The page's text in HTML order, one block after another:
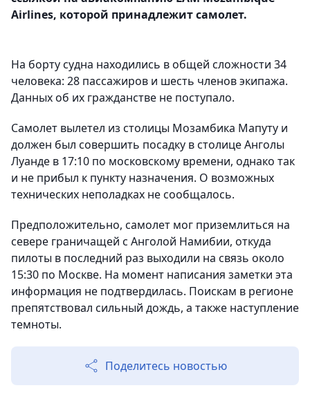
Airlines, которой принадлежит самолет.
На борту судна находились в общей сложности 34
человека: 28 пассажиров и шесть членов экипажа.
Данных об их гражданстве не поступало.
Самолет вылетел из столицы Мозамбика Мапуту и
должен был совершить посадку в столице Анголы
Луанде в 17:10 по московскому времени, однако так
и не прибыл к пункту назначения. О возможных
технических неполадках не сообщалось.
Предположительно, самолет мог приземлиться на
севере граничащей с Анголой Намибии, откуда
пилоты в последний раз выходили на связь около
15:30 по Москве. На момент написания заметки эта
информация не подтвердилась. Поискам в регионе
препятствовал сильный дождь, а также наступление
темноты.
Поделитесь новостью